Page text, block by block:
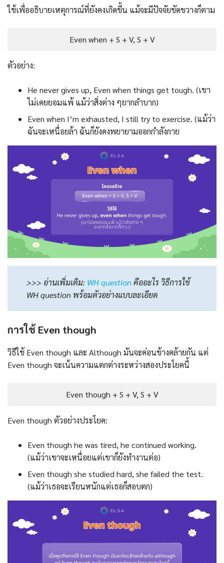
ใช้เพื่ออธิบายเหตุการณ์ที่ยังคงเกิดขึ้น แม้จะมีปัจจัยขัดขวางก็ตาม
Even when + S + V, S + V
ตัวอย่าง:
He never gives up, Even when things get tough. (เขา
ไม่เคยยอมแพ้ แม้ว่าสิ่งต่าง ๆยากลำบาก)
Even when I’m exhausted, I still try to exercise. (แม้ว่า
ฉันจะเหนื่อยล้า ฉันก็ยังคงพยายามออกกำลังกาย
>>> อ่านเพิ่มเติม: WH question คืออะไร วิธีการใช้
WH question พร้อมตัวอย่างแบบละเอียด
การใช้ Even though
วิธีใช้ Even though และ Although มันจะค่อนข้างคล้ายกัน แต่
Even though จะเน้นความแตกต่างระหว่างสองประโยคนี้
Even though + S + V, S + V
Even though ตัวอย่างประโยค:
Even though he was tired, he continued working.
(แม้ว่าเขาจะเหนื่อยแต่เขาก็ยังทำงานต่อ)
Even though she studied hard, she failed the test.
(แม้ว่าเธอจะเรียนหนักแต่เธอก็สอบตก)